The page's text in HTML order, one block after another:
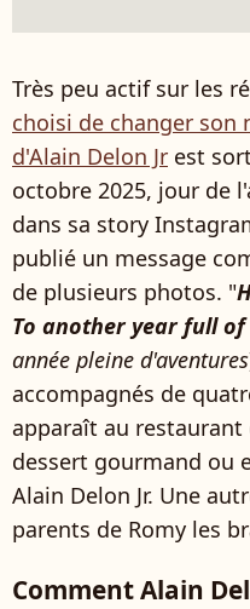
Très peu actif sur les
choisi de changer son
d'Alain Delon Jr est
octobre 2025, jour de
dans sa story
publié un message
de plusieurs photos. "
To another year full
année pleine d'aventures
accompagnés de
apparaît au
dessert gourmand ou
Alain Delon Jr. Une
parents de Romy les
Comment Alain